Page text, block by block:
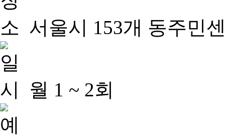
서울시 153개 동주민
월 1 ~ 2회